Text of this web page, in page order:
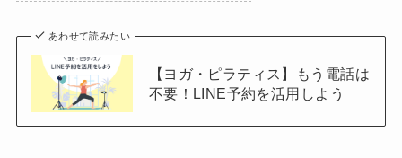
あわせて読みたい
【ヨガ・ピラティス】もう電話は
不要！LINE予約を活用しよう